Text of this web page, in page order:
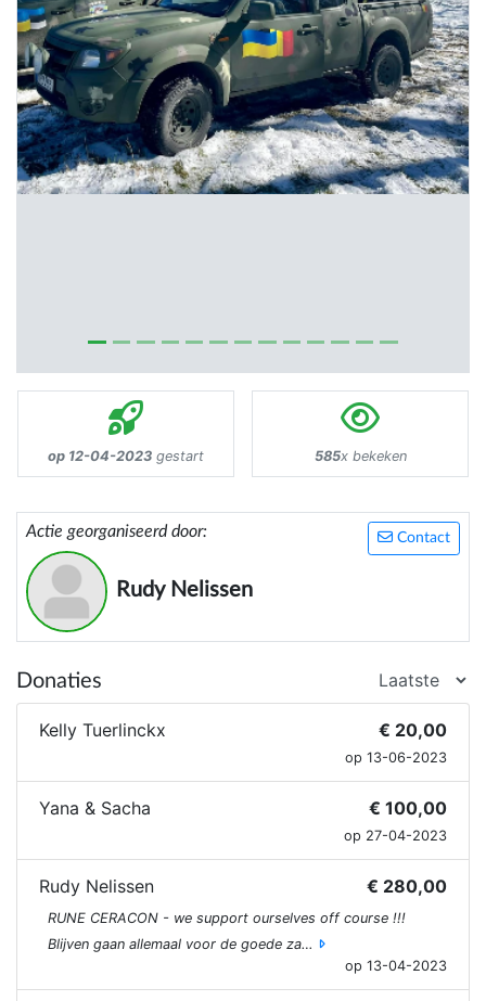
op 12-04-2023 gestart 585x bekeken
Contact
Actie georganiseerd door:
Rudy Nelissen
Donaties
Kelly Tuerlinckx € 20,00
op 13-06-2023
Yana & Sacha € 100,00
op 27-04-2023
Rudy Nelissen € 280,00
RUNE CERACON - we support ourselves off course !!!
Blijven gaan allemaal voor de goede za…
op 13-04-2023